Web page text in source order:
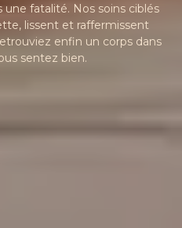
fatalité. Nos soins ciblés
lissent et raffermissent
enfin un corps dans
sentez bien.